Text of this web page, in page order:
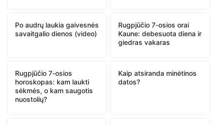
Po audrų laukia gaivesnės
savaitgalio dienos (video)
Rugpjūčio 7-osios orai
Kaune: debesuota diena ir
giedras vakaras
Rugpjūčio 7-osios
horoskopas: kam laukti
sėkmės, o kam saugotis
nuostolių?
Kaip atsiranda minėtinos
datos?